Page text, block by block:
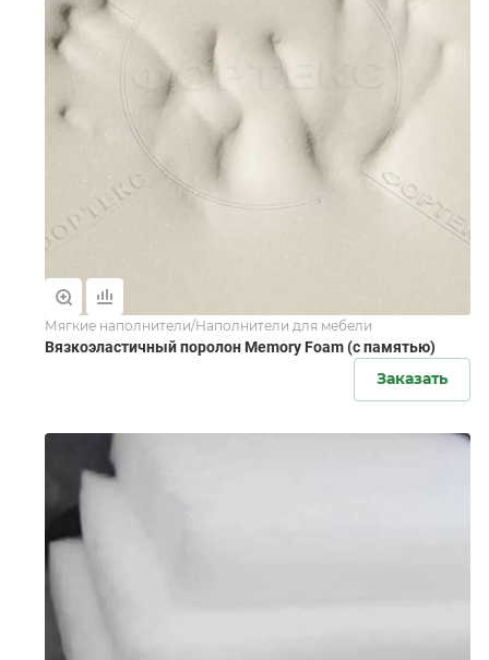
Мягкие наполнители/Наполнители для мебели
Вязкоэластичный поролон Memory Foam (с памятью)
Заказать